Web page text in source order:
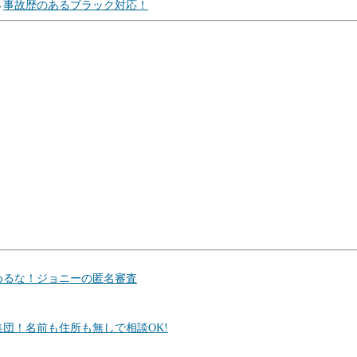
事故歴のあるブラック対応！
な！ジョニーの匿名審査
！名前も住所も無しで相談OK!